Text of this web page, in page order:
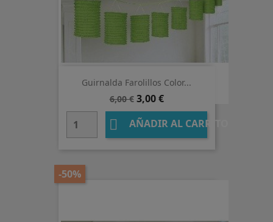
Guirnalda Farolillos Color...
Precio
base
6,00 € Precio
3,00 €
 AÑADIR AL CARRITO
-50%